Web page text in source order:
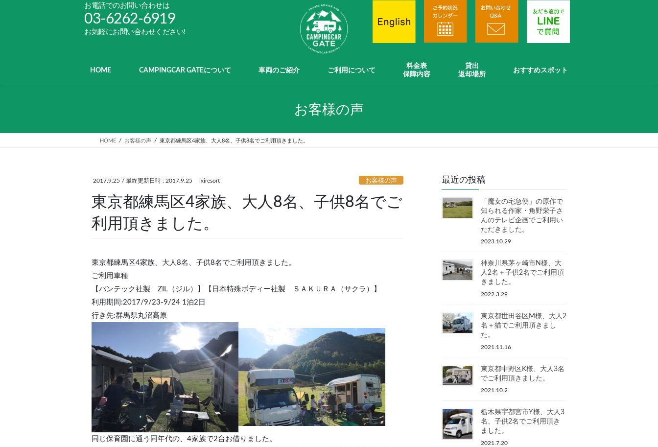
お電話でのお問い合わせは
03-6262-6919
お気軽にお問い合わせください!
HOME CAMPINGCAR GATEについて 車両のご紹介 ご利用について
料金表
保障内容
貸出
返却場所
おすすめスポット
お客様の声
HOME お客様の声 東京都練馬区4家族、大人8名、子供8名でご利用頂きました。
2017.9.25 / 最終更新日時 : 2017.9.25 ixiresort お客様の声
東京都練馬区4家族、大人8名、子供8名でご
利用頂きました。
東京都練馬区4家族、大人8名、子供8名でご利用頂きました。
ご利用車種
【バンテック社製 ZIL（ジル）】
【日本特殊ボディー社製 ＳＡＫＵＲＡ（サクラ）
】
利用期間:2017/9/23-9/24 1泊2日
行き先:群馬県丸沼高原
同じ保育園に通う同年代の、4家族で2台お借りました。
最近の投稿
「魔女の宅急便」の原作で
知られる作家・角野栄子さ
んのテレビ企画でご利用い
ただきました。
2023.10.29
神奈川県茅ヶ崎市N様、大
人2名＋子供2名でご利用頂
きました。
2022.3.29
東京都世田谷区M様、大人2
名＋猫でご利用頂きまし
た。
2021.11.16
東京都中野区K様、大人3名
でご利用頂きました。
2021.10.2
栃木県宇都宮市Y様、大人3
名、子供2名でご利用頂き
ました。
2021.7.20